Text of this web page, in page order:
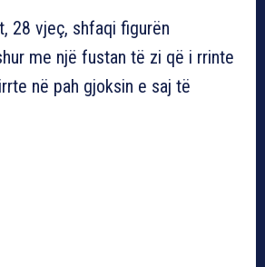
28 vjeç, shfaqi figurën
me një fustan të zi që i rrinte
në pah gjoksin e saj të